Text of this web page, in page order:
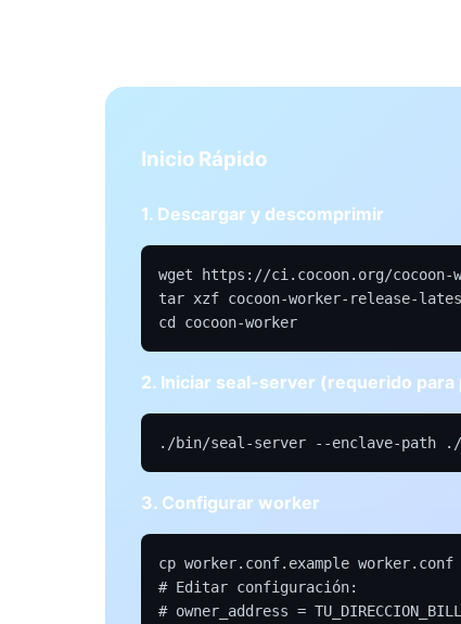
Inicio Rápido
1. Descargar y descomprimir
wget https://ci.cocoon.org/
tar xzf cocoon-worker-release-
cd cocoon-worker
2. Iniciar seal-server (requerido para
./bin/seal-server --enclave-path ./
3. Configurar worker
cp worker.conf.example worker.conf
# Editar configuración:
# owner_address =